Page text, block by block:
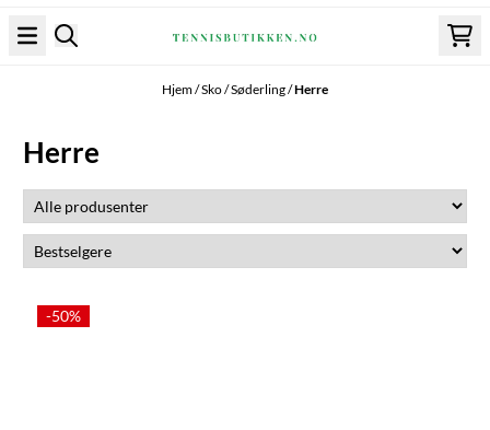
Hopp til innhold
Hjem/Sko/Søderling/Herre
Herre
-50%